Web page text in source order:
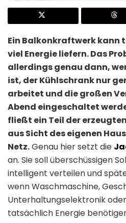
Ein Balkonkraftwerk kann
viel Energie liefern. Das
allerdings genau dann,
ist, der Kühlschrank nur
arbeitet und die großen
Abend eingeschaltet
fließt ein Teil der
aus Sicht des eigenen
Netz.Genau hier setzt die
an. Sie soll überschüssigen
intelligent verteilen und
wenn Waschmaschine,
Unterhaltungselektronik
tatsächlich Energie